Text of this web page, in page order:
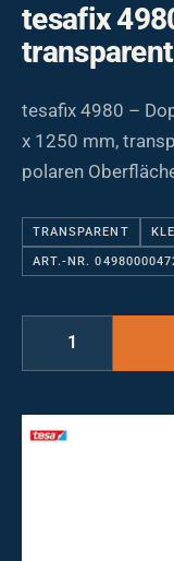
tesafix
tesafix 4980 –
x 1250 mm,
polaren
TRANSPARENT
ART.-NR.